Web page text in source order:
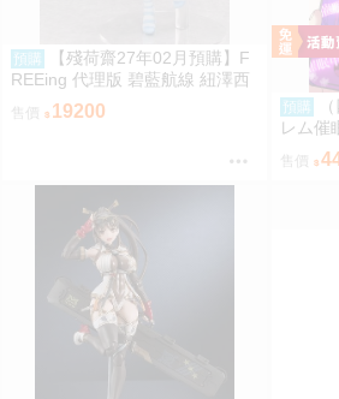
預購
【殘荷齋27年02月預購】F
REEing 代理版 碧藍航線 紐澤西
宿舍計劃Ver. 1/3 PVC完成品 091
售價 19200 預購
レム催
售價